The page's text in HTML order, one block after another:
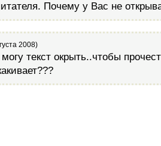
Почему у Вас не
2008)
текст окрыть..чтобы